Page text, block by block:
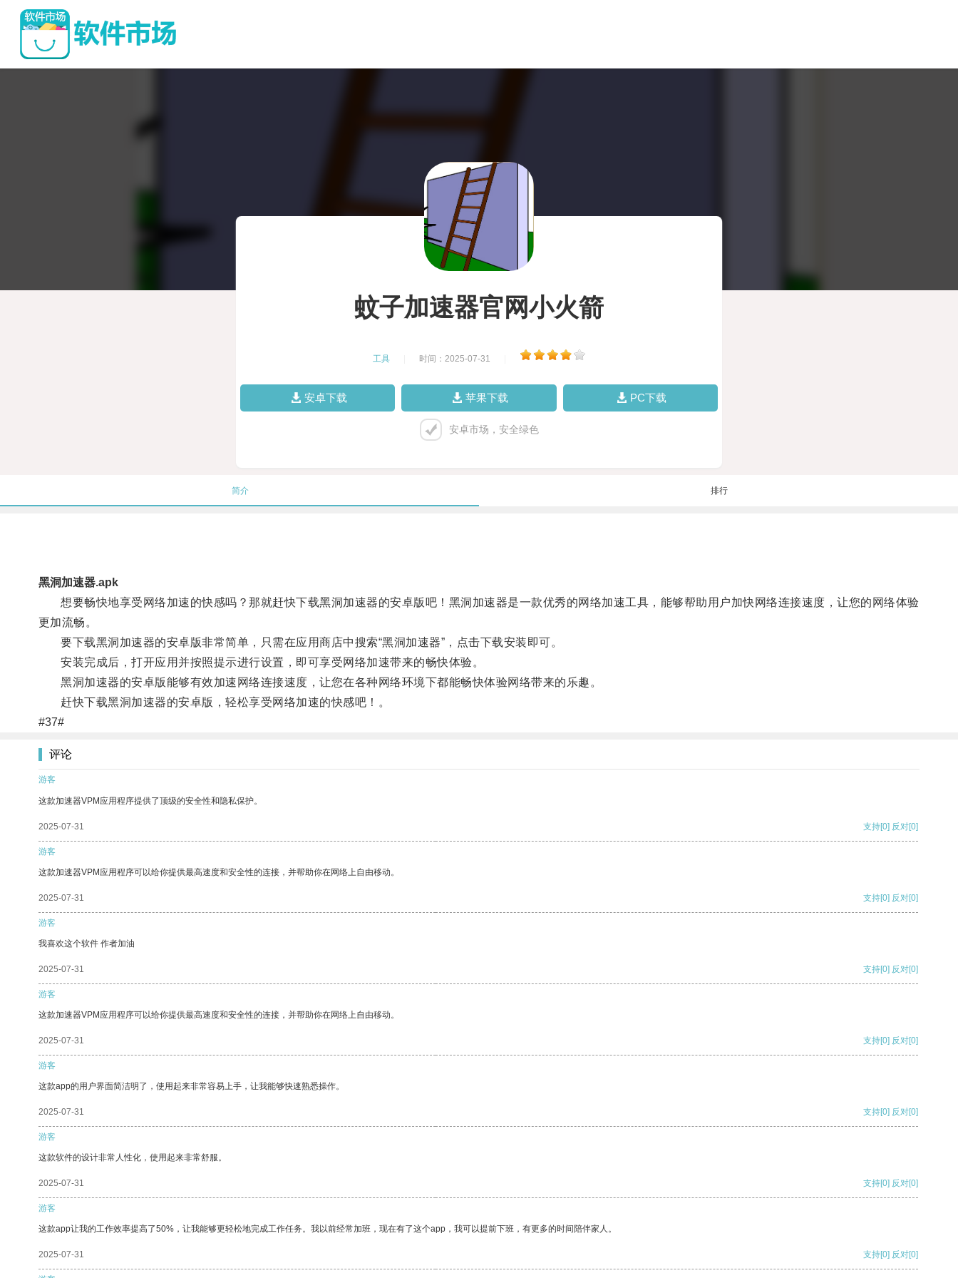
蚊子加速器官网小火箭
工具 时间：2025-07-31
安卓下载 苹果下载 PC下载
安卓市场，安全绿色
简介 排行
黑洞加速器.apk
想要畅快地享受网络加速的快感吗？那就赶快下载黑洞加速器的安卓版吧！黑洞加速器是一款优秀的网络加速工具，能够帮助用户加快网络连接速度，让您的网络体验
更加流畅。
要下载黑洞加速器的安卓版非常简单，只需在应用商店中搜索“黑洞加速器”，点击下载安装即可。
安装完成后，打开应用并按照提示进行设置，即可享受网络加速带来的畅快体验。
黑洞加速器的安卓版能够有效加速网络连接速度，让您在各种网络环境下都能畅快体验网络带来的乐趣。
赶快下载黑洞加速器的安卓版，轻松享受网络加速的快感吧！。
#37#
评论
游客
这款加速器VPM应用程序提供了顶级的安全性和隐私保护。
2025-07-31 支持[0] 反对[0]
游客
这款加速器VPM应用程序可以给你提供最高速度和安全性的连接，并帮助你在网络上自由移动。
2025-07-31 支持[0] 反对[0]
游客
我喜欢这个软件 作者加油
2025-07-31 支持[0] 反对[0]
游客
这款加速器VPM应用程序可以给你提供最高速度和安全性的连接，并帮助你在网络上自由移动。
2025-07-31 支持[0] 反对[0]
游客
这款app的用户界面简洁明了，使用起来非常容易上手，让我能够快速熟悉操作。
2025-07-31 支持[0] 反对[0]
游客
这款软件的设计非常人性化，使用起来非常舒服。
2025-07-31 支持[0] 反对[0]
游客
这款app让我的工作效率提高了50%，让我能够更轻松地完成工作任务。我以前经常加班，现在有了这个app，我可以提前下班，有更多的时间陪伴家人。
2025-07-31 支持[0] 反对[0]